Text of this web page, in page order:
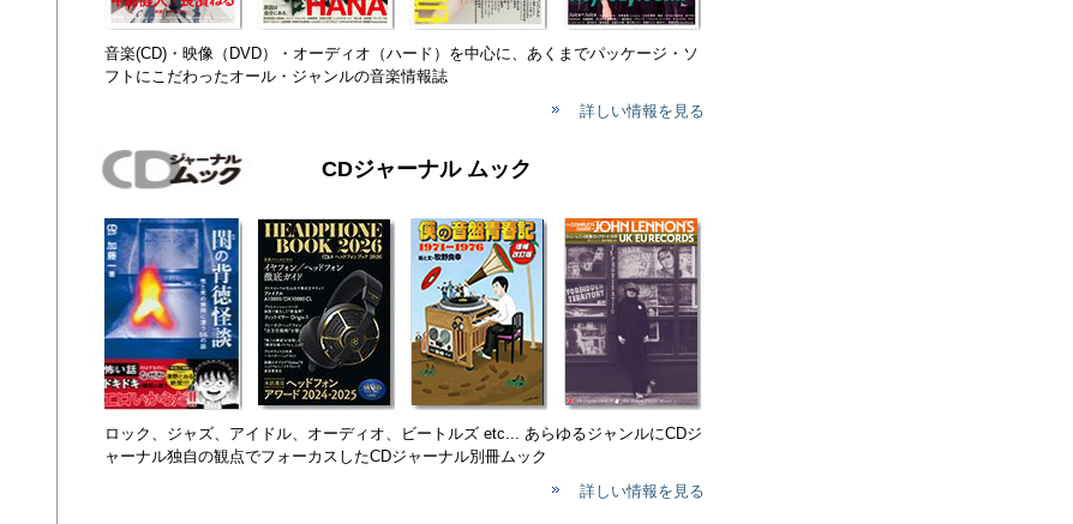
音楽(CD)・映像（DVD）・オーディオ（ハード）を中心に、あくまでパッケージ・ソ
フトにこだわったオール・ジャンルの音楽情報誌
詳しい情報を見る
CDジャーナル ムック
ロック、ジャズ、アイドル、オーディオ、ビートルズ etc... あらゆるジャンルにCDジ
ャーナル独自の観点でフォーカスしたCDジャーナル別冊ムック
詳しい情報を見る